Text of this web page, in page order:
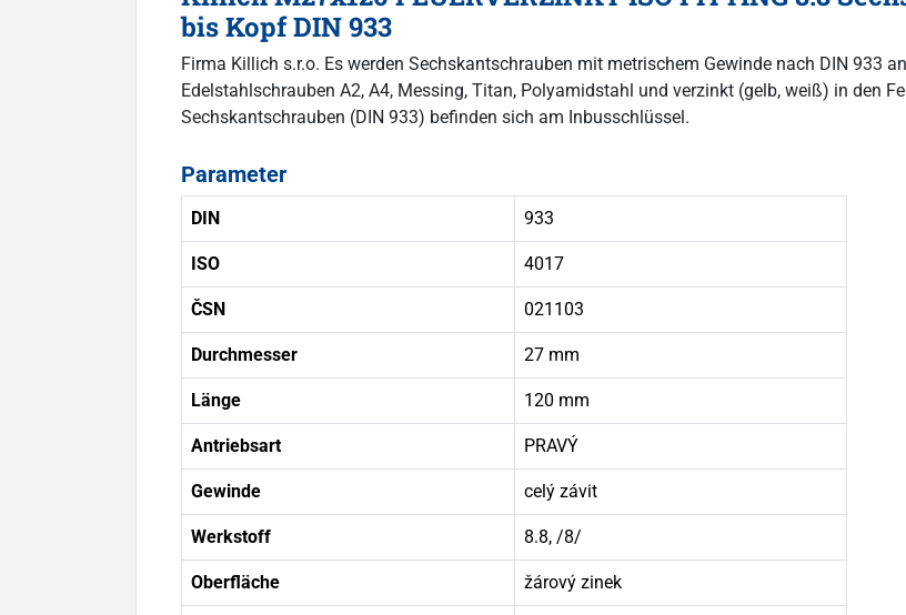
bis Kopf DIN 933
Firma Killich s.r.o. Es werden Sechskantschrauben mit metrischem Gewinde nach DIN 933
Edelstahlschrauben A2, A4, Messing, Titan, Polyamidstahl und verzinkt (gelb, weiß) in den
Sechskantschrauben (DIN 933) befinden sich am Inbusschlüssel.
Parameter
DIN 933
ISO 4017
ČSN 021103
Durchmesser 27 mm
Länge 120 mm
Antriebsart PRAVÝ
Gewinde celý závit
Werkstoff 8.8, /8/
Oberfläche žárový zinek